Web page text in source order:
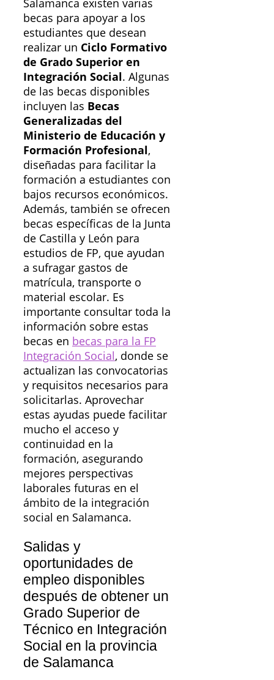
Salamanca existen varias
becas para apoyar a los
estudiantes que desean
realizar un Ciclo Formativo
de Grado Superior en
Integración Social. Algunas
de las becas disponibles
incluyen las Becas
Generalizadas del
Ministerio de Educación y
Formación Profesional,
diseñadas para facilitar la
formación a estudiantes con
bajos recursos económicos.
Además, también se ofrecen
becas específicas de la Junta
de Castilla y León para
estudios de FP, que ayudan
a sufragar gastos de
matrícula, transporte o
material escolar. Es
importante consultar toda la
información sobre estas
becas en becas para la FP
Integración Social, donde se
actualizan las convocatorias
y requisitos necesarios para
solicitarlas. Aprovechar
estas ayudas puede facilitar
mucho el acceso y
continuidad en la
formación, asegurando
mejores perspectivas
laborales futuras en el
ámbito de la integración
social en Salamanca.
Salidas y
oportunidades de
empleo disponibles
después de obtener un
Grado Superior de
Técnico en Integración
Social en la provincia
de Salamanca